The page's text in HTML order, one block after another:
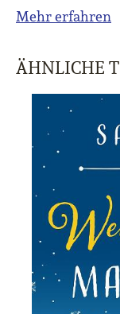
Mehr erfahren
ÄHNLICHE